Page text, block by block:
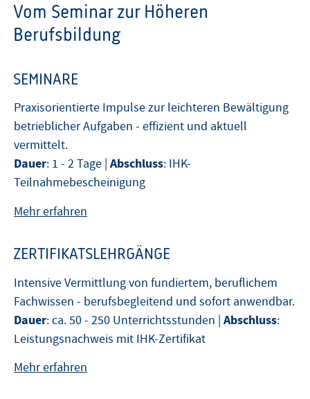
Vom Seminar zur Höheren
Berufsbildung
SEMINARE
Praxisorientierte Impulse zur leichteren Bewältigung
betrieblicher Aufgaben - effizient und aktuell
vermittelt.
Dauer: 1 - 2 Tage | Abschluss: IHK-
Teilnahmebescheinigung
Mehr erfahren
ZERTIFIKATSLEHRGÄNGE
Intensive Vermittlung von fundiertem, beruflichem
Fachwissen - berufsbegleitend und sofort anwendbar.
Dauer: ca. 50 - 250 Unterrichtsstunden | Abschluss:
Leistungsnachweis mit IHK-Zertifikat
Mehr erfahren